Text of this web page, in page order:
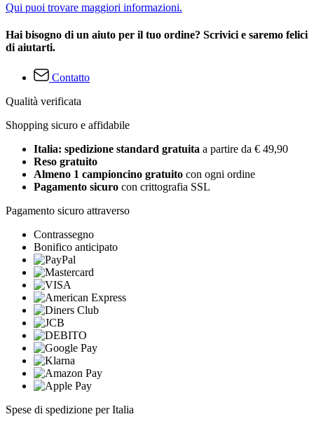
Qui puoi trovare maggiori informazioni.
Hai bisogno di un aiuto per il tuo ordine? Scrivici e saremo felici
di aiutarti.
Contatto
Qualità verificata
Shopping sicuro e affidabile
Italia: spedizione standard gratuita a partire da € 49,90
Reso gratuito
Almeno 1 campioncino gratuito con ogni ordine
Pagamento sicuro con crittografia SSL
Pagamento sicuro attraverso
Contrassegno
Bonifico anticipato
Spese di spedizione per Italia